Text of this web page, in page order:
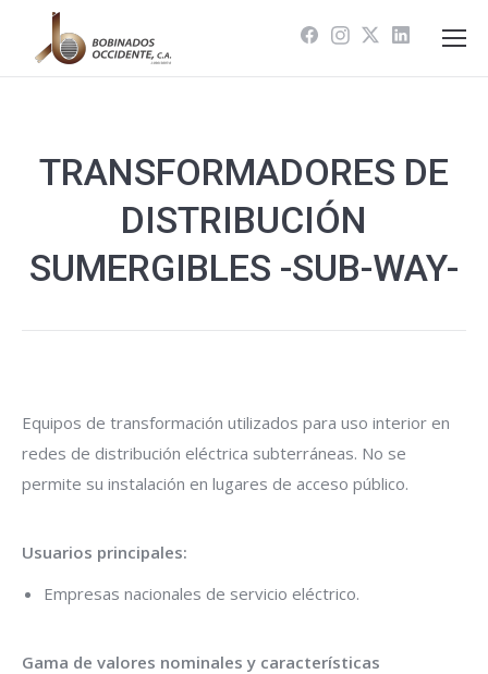
TRANSFORMADORES DE
DISTRIBUCIÓN
SUMERGIBLES -SUB-WAY-
Equipos de transformación utilizados para uso interior en
redes de distribución eléctrica subterráneas. No se
permite su instalación en lugares de acceso público.
Usuarios principales:
Empresas nacionales de servicio eléctrico.
Gama de valores nominales y características